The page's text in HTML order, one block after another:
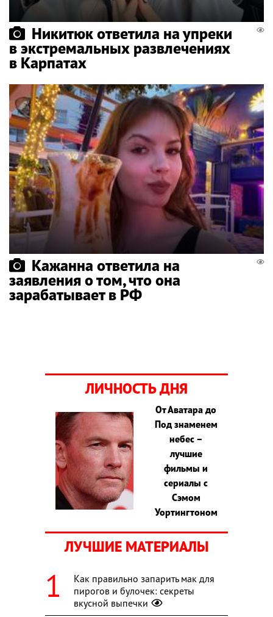
Никитюк ответила на упреки
в экстремальных развлечениях
в Карпатах
Кажанна ответила на
заявления о том, что она
зарабатывает в РФ
ЛИЧНОСТЬ ДНЯ
От Аватара до
Под знаменем
небес –
лучшие
фильмы и
сериалы с
Сэмом
Уортингтоном
ЛУЧШИЕ МАТЕРИАЛЫ
Как правильно запарить мак для
пирогов и булочек: секреты
вкусной выпечки